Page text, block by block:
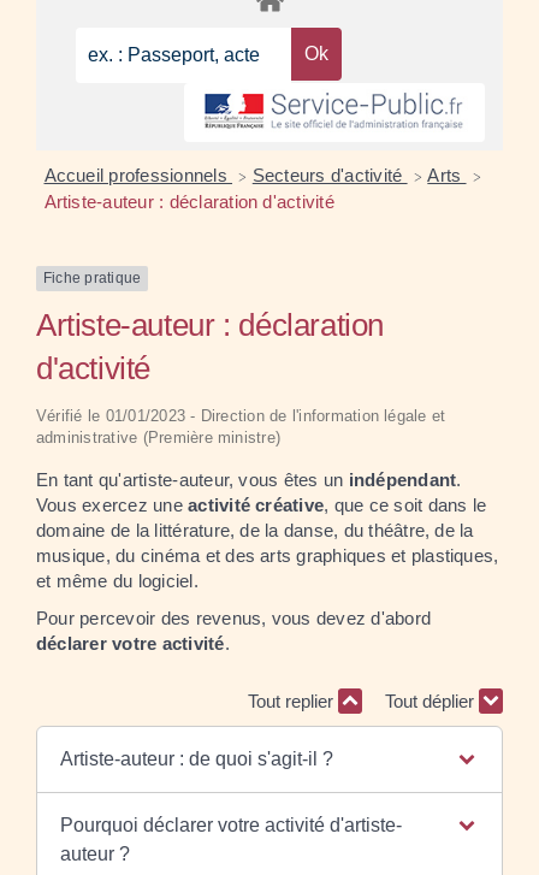
Accueil professionnels > Secteurs d'activité > Arts >
Artiste-auteur : déclaration d'activité
Fiche pratique
Artiste-auteur : déclaration
d'activité
Vérifié le 01/01/2023 - Direction de l'information légale et
administrative (Première ministre)
En tant qu'artiste-auteur, vous êtes un indépendant.
Vous exercez uneactivité créative, que ce soit dans le
domaine de la littérature, de la danse, du théâtre, de la
musique, du cinéma et des arts graphiques et plastiques,
et même du logiciel.
Pour percevoir des revenus, vous devez d'abord
déclarer votre activité.
Tout replier Tout déplier
Artiste-auteur : de quoi s'agit-il ?
Pourquoi déclarer votre activité d'artiste-
auteur ?